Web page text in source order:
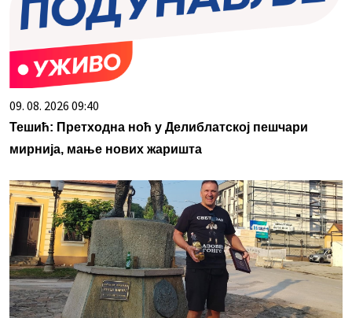
09. 08. 2026 09:40
Тешић: Претходна ноћ у Делиблатској пешчари
мирнија, мање нових жаришта